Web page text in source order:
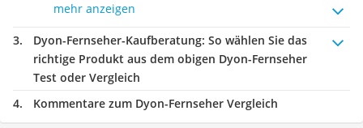
mehr anzeigen
Dyon-Fernseher-Kaufberatung: So wählen Sie das
richtige Produkt aus dem obigen Dyon-Fernseher
Test oder Vergleich
Kommentare zum Dyon-Fernseher Vergleich